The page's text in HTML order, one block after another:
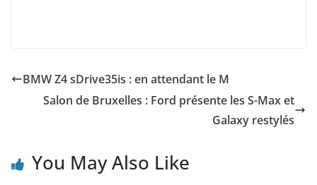
BMW Z4 sDrive35is : en attendant le M
Salon de Bruxelles : Ford présente les S-Max et
Galaxy restylés
You May Also Like